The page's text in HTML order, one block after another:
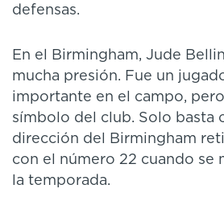
defensas.
En el Birmingham, Jude
mucha presión. Fue un
importante en el campo,
símbolo del club. Solo basta
dirección del Birmingham
con el número 22 cuando se
la temporada.